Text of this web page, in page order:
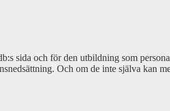
sida och för den utbildning som
Och om de inte själva kan